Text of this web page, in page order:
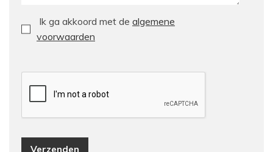
Ik ga akkoord met de algemene
voorwaarden